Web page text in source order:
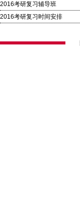
2016考研复习辅导班
2016考研复习时间安排